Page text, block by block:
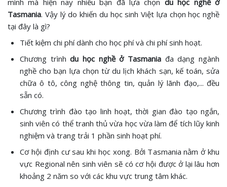
Tasmania. Vậy lý do khiến du học sinh Việt lựa chọn học nghề
tại đây là gì?
Tiết kiệm chi phí dành cho học phí và chi phí sinh hoạt.
Chương trình du học nghề ở Tasmania đa dạng ngành
nghề cho bạn lựa chọn từ du lịch khách sạn, kế toán, sửa
chữa ô tô, công nghệ thông tin, quản lý lãnh đạo,... đều
sẵn có.
Chương trình đào tạo linh hoạt, thời gian đào tạo ngắn,
sinh viên có thể tranh thủ vừa học vừa làm để tích lũy kinh
nghiệm và trang trải 1 phần sinh hoạt phí.
Cơ hội định cư sau khi học xong. Bởi Tasmania nằm ở khu
vực Regional nên sinh viên sẽ có cơ hội được ở lại lâu hơn
khoảng 2 năm so với các khu vực trung tâm khác.